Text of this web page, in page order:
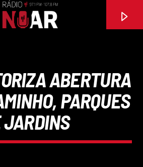
ABERTURA
PARQUES
JARDINS